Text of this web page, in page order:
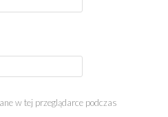
w tej przeglądarce podczas